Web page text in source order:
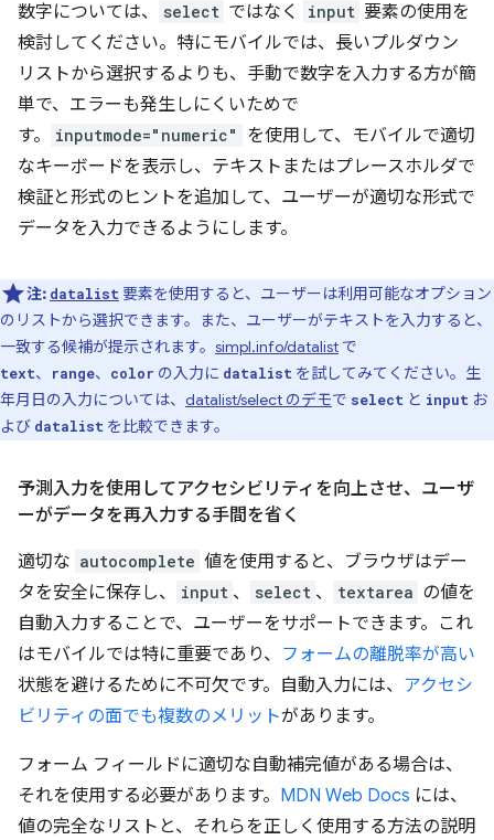
数字については、
select ではなく input 要素の使用を
検討してください。特にモバイルでは、長いプルダウン
リストから選択するよりも、手動で数字を入力する方が簡
単で、エラーも発生しにくいためで
す。
inputmode="numeric"
を使用して、モバイルで適切
なキーボードを表示し、テキストまたはプレースホルダで
検証と形式のヒントを追加して、ユーザーが適切な形式で
データを入力できるようにします。
注: datalist 要素を使用すると、ユーザーは利用可能なオプション
のリストから選択できます。また、ユーザーがテキストを入力すると、
一致する候補が提示されます。 simpl.info/datalist で
text、 range、 color の入力に datalist を試してみてください。生
年月日の入力については、 datalist/select のデモで select と input お
よび datalist を比較できます。
予測入力を使用してアクセシビリティを向上させ、ユーザ
ーがデータを再入力する手間を省く
適切な autocomplete 値を使用すると、ブラウザはデー
タを安全に保存し、
input 、 select 、 textarea の値を
自動入力することで、ユーザーをサポートできます。これ
はモバイルでは特に重要であり、 フォームの離脱率が高い
状態を避けるために不可欠です。自動入力には、 アクセシ
ビリティの面でも複数のメリットがあります。
フォーム フィールドに適切な自動補完値がある場合は、
それを使用する必要があります。 MDN Web Docs には、
値の完全なリストと、それらを正しく使用する方法の説明